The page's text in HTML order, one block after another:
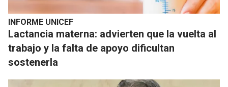
INFORME UNICEF
Lactancia materna: advierten que la vuelta al
trabajo y la falta de apoyo dificultan
sostenerla